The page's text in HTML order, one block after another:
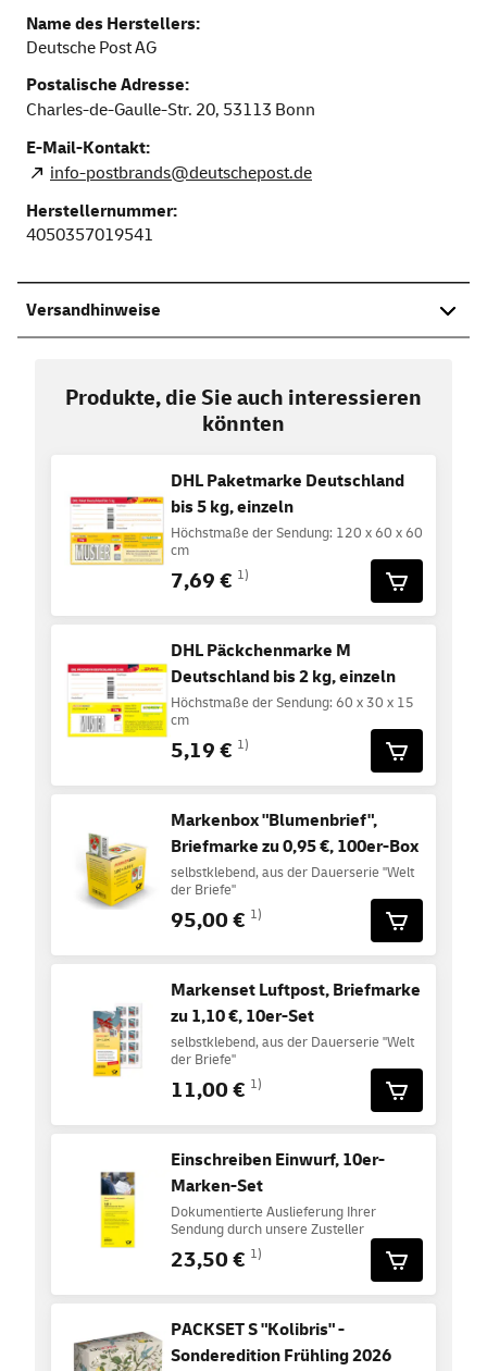
Name des Herstellers:
Deutsche Post AG
Postalische Adresse:
Charles-de-Gaulle-Str. 20, 53113 Bonn
E-Mail-Kontakt:
info-postbrands@deutschepost.de
Herstellernummer:
4050357019541
Versandhinweise
Produkte, die Sie auch interessieren
könnten
DHL Paketmarke Deutschland
bis 5 kg, einzeln
Höchstmaße der Sendung: 120 x 60 x 60
cm
7,69 € 1)
DHL Päckchenmarke M
Deutschland bis 2 kg, einzeln
Höchstmaße der Sendung: 60 x 30 x 15
cm
5,19 € 1)
Markenbox "Blumenbrief",
Briefmarke zu 0,95 €, 100er-Box
selbstklebend, aus der Dauerserie "Welt
der Briefe"
95,00 € 1)
Markenset Luftpost, Briefmarke
zu 1,10 €, 10er-Set
selbstklebend, aus der Dauerserie "Welt
der Briefe"
11,00 € 1)
Einschreiben Einwurf, 10er-
Marken-Set
Dokumentierte Auslieferung Ihrer
Sendung durch unsere Zusteller
23,50 € 1)
PACKSET S "Kolibris" -
Sonderedition Frühling 2026